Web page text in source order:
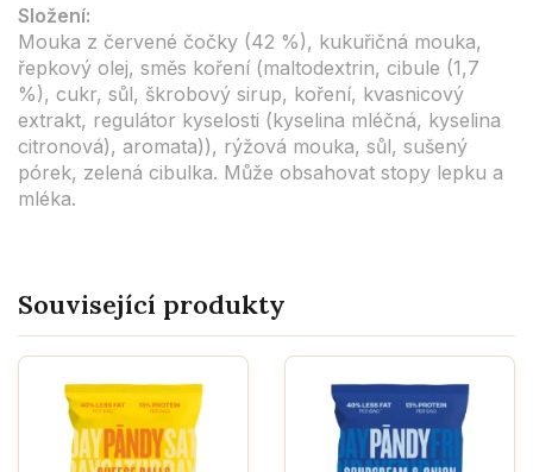
Složení:
Mouka z červené čočky (42 %), kukuřičná mouka,
řepkový olej, směs koření (maltodextrin, cibule (1,7
%), cukr, sůl, škrobový sirup, koření, kvasnicový
extrakt, regulátor kyselosti (kyselina mléčná, kyselina
citronová), aromata)), rýžová mouka, sůl, sušený
pórek, zelená cibulka. Může obsahovat stopy lepku a
mléka.
Související produkty